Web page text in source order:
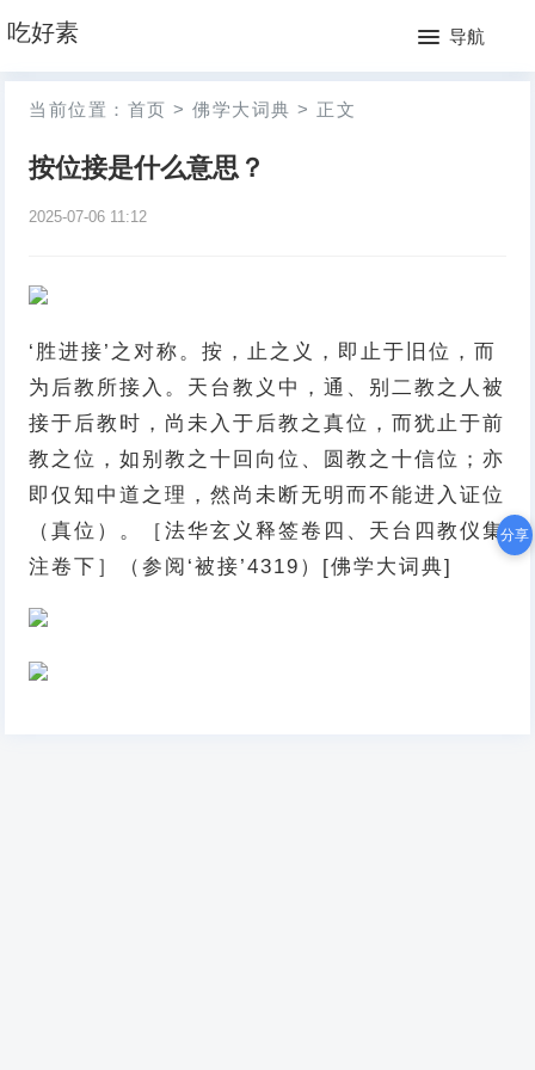
吃好素 导航
网
站
月
当前位置： 首页 > 佛学大词典 > 正文
按位接是什么意思？
2025-07-06 11:12
‘胜进接’之对称。按，止之义，即止于旧位，而
为后教所接入。天台教义中，通、别二教之人被
接于后教时，尚未入于后教之真位，而犹止于前
教之位，如别教之十回向位、圆教之十信位；亦
即仅知中道之理，然尚未断无明而不能进入证位
（真位）。［法华玄义释签卷四、天台四教仪集
注卷下］（参阅‘被接’4319）[佛学大词典]
分享